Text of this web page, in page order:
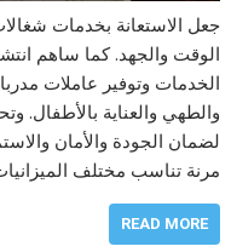
جعل الاستعانة بخدمات
الوقت والجهد. كما ساهم
الخدمات وتوفير عاملات
والطهي والعناية بالأطفال.
لضمان الجودة والأمان
مرنة تناسب مختلف
READ MORE